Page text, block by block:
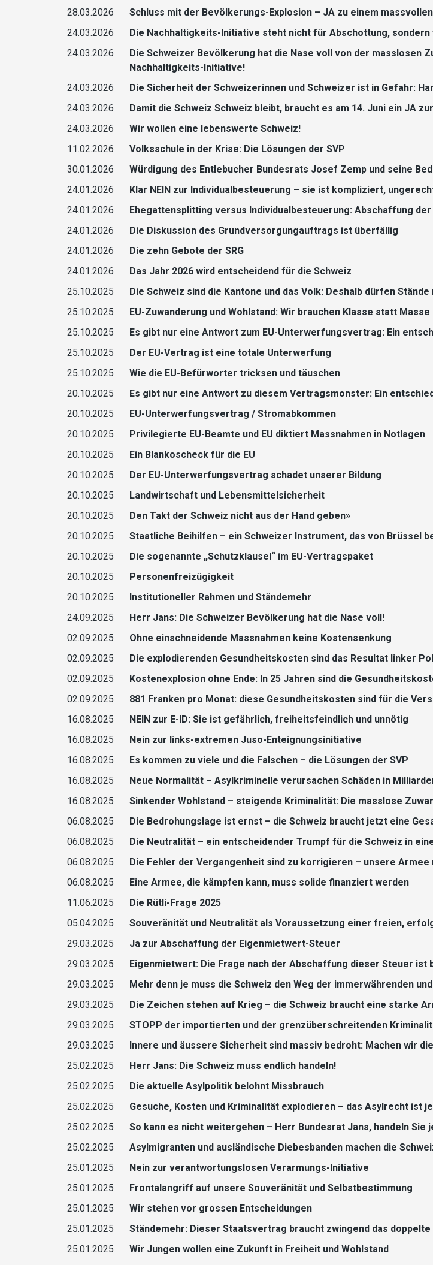
28.03.2026
Schluss mit der Bevölkerungs-Explosion – JA zu einem
24.03.2026
Die Nachhaltigkeits-Initiative steht nicht für Abschottung,
24.03.2026
Die Schweizer Bevölkerung hat die Nase voll von der masslosen
Nachhaltigkeits-Initiative!
24.03.2026
Die Sicherheit der Schweizerinnen und Schweizer ist in Gefahr:
24.03.2026
Damit die Schweiz Schweiz bleibt, braucht es am 14. Juni ein JA
24.03.2026
Wir wollen eine lebenswerte Schweiz!
11.02.2026
Volksschule in der Krise: Die Lösungen der SVP
30.01.2026
Würdigung des Entlebucher Bundesrats Josef Zemp und seine
24.01.2026
Klar NEIN zur Individualbesteuerung – sie ist kompliziert,
24.01.2026
Ehegattensplitting versus Individualbesteuerung: Abschaffung
24.01.2026
Die Diskussion des Grundversorgungauftrags ist überfällig
24.01.2026
Die zehn Gebote der SRG
24.01.2026
Das Jahr 2026 wird entscheidend für die Schweiz
25.10.2025
Die Schweiz sind die Kantone und das Volk: Deshalb dürfen
25.10.2025
EU-Zuwanderung und Wohlstand: Wir brauchen Klasse statt Masse
25.10.2025
Es gibt nur eine Antwort zum EU-Unterwerfungsvertrag: Ein
25.10.2025
Der EU-Vertrag ist eine totale Unterwerfung
25.10.2025
Wie die EU-Befürworter tricksen und täuschen
20.10.2025
Es gibt nur eine Antwort zu diesem Vertragsmonster: Ein
20.10.2025
EU-Unterwerfungsvertrag / Stromabkommen
20.10.2025
Privilegierte EU-Beamte und EU diktiert Massnahmen in Notlagen
20.10.2025
Ein Blankoscheck für die EU
20.10.2025
Der EU-Unterwerfungsvertrag schadet unserer Bildung
20.10.2025
Landwirtschaft und Lebensmittelsicherheit
20.10.2025
Den Takt der Schweiz nicht aus der Hand geben»
20.10.2025
Staatliche Beihilfen – ein Schweizer Instrument, das von Brüssel
20.10.2025
Die sogenannte „Schutzklausel“ im EU-Vertragspaket
20.10.2025
Personenfreizügigkeit
20.10.2025
Institutioneller Rahmen und Ständemehr
24.09.2025
Herr Jans: Die Schweizer Bevölkerung hat die Nase voll!
02.09.2025
Ohne einschneidende Massnahmen keine Kostensenkung
02.09.2025
Die explodierenden Gesundheitskosten sind das Resultat linker
02.09.2025
Kostenexplosion ohne Ende: In 25 Jahren sind die
02.09.2025
881 Franken pro Monat: diese Gesundheitskosten sind für die
16.08.2025
NEIN zur E-ID: Sie ist gefährlich, freiheitsfeindlich und unnötig
16.08.2025
Nein zur links-extremen Juso-Enteignungsinitiative
16.08.2025
Es kommen zu viele und die Falschen – die Lösungen der SVP
16.08.2025
Neue Normalität – Asylkriminelle verursachen Schäden in
16.08.2025
Sinkender Wohlstand – steigende Kriminalität: Die masslose
06.08.2025
Die Bedrohungslage ist ernst – die Schweiz braucht jetzt eine
06.08.2025
Die Neutralität – ein entscheidender Trumpf für die Schweiz in
06.08.2025
Die Fehler der Vergangenheit sind zu korrigieren – unsere
06.08.2025
Eine Armee, die kämpfen kann, muss solide finanziert werden
11.06.2025
Die Rütli-Frage 2025
05.04.2025
Souveränität und Neutralität als Voraussetzung einer freien,
29.03.2025
Ja zur Abschaffung der Eigenmietwert-Steuer
29.03.2025
Eigenmietwert: Die Frage nach der Abschaffung dieser Steuer ist
29.03.2025
Mehr denn je muss die Schweiz den Weg der immerwährenden
29.03.2025
Die Zeichen stehen auf Krieg – die Schweiz braucht eine starke
29.03.2025
STOPP der importierten und der grenzüberschreitenden
29.03.2025
Innere und äussere Sicherheit sind massiv bedroht: Machen wir
25.02.2025
Herr Jans: Die Schweiz muss endlich handeln!
25.02.2025
Die aktuelle Asylpolitik belohnt Missbrauch
25.02.2025
Gesuche, Kosten und Kriminalität explodieren – das Asylrecht ist
25.02.2025
So kann es nicht weitergehen – Herr Bundesrat Jans, handeln Sie
25.02.2025
Asylmigranten und ausländische Diebesbanden machen die
25.01.2025
Nein zur verantwortungslosen Verarmungs-Initiative
25.01.2025
Frontalangriff auf unsere Souveränität und Selbstbestimmung
25.01.2025
Wir stehen vor grossen Entscheidungen
25.01.2025
Ständemehr: Dieser Staatsvertrag braucht zwingend das doppelte
25.01.2025
Wir Jungen wollen eine Zukunft in Freiheit und Wohlstand